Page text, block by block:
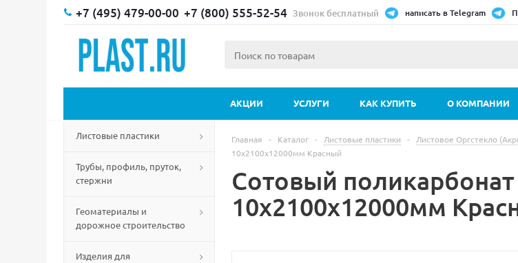
+7 (495) 479-00-00 +7 (800) 555-52-54 Звонок бесплатный написать в Telegram
АКЦИИ УСЛУГИ КАК КУПИТЬ О КОМПАНИИ
Листовые пластики
Трубы, профиль, пруток,
стержни
Геоматериалы и
дорожное строительство
Изделия для
Главная - Каталог - Листовые пластики - Листовое Оргстекло
10х2100х12000мм Красный
Сотовый
10х2100х12000мм